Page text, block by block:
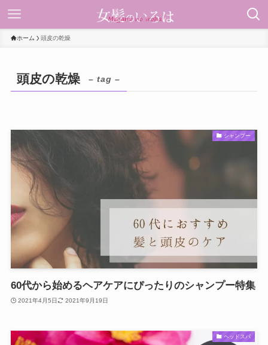
ホーム 頭皮の乾燥
頭皮の乾燥 – tag –
シャンプー
60代から始めるヘアケアにぴったりのシャンプー特集
2021年4月5日 2021年9月19日
ヘッドスパ